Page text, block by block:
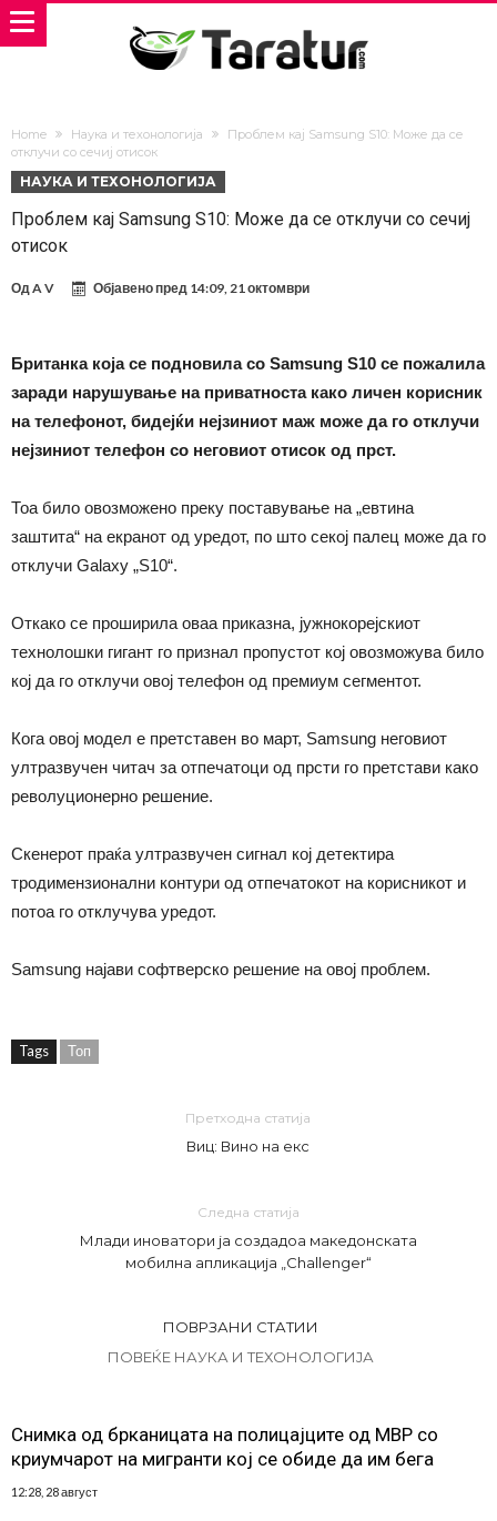
Home Наука и техонологија
Проблем кај Samsung S10: Може да се
отклучи со сечиј отисок
НАУКА И ТЕХОНОЛОГИЈА
Проблем кај Samsung S10: Може да се отклучи со сечиј
отисок
ОдA V Објавено пред 14:09, 21 октомври
Британка која се подновила со Samsung S10 се пожалила
заради нарушување на приватноста како личен корисник
на телефонот, бидејќи нејзиниот маж може да го отклучи
нејзиниот телефон со неговиот отисок од прст.
Тоа било овозможено преку поставување на „евтина
заштита“ на екранот од уредот, по што секој палец може да го
отклучи Galaxy „S10“.
Откако се проширила оваа приказна, јужнокорејскиот
технолошки гигант го признал пропустот кој овозможува било
кој да го отклучи овој телефон од премиум сегментот.
Кога овој модел е претставен во март, Samsung неговиот
ултразвучен читач за отпечатоци од прсти го претстави како
револуционерно решение.
Скенерот праќа ултразвучен сигнал кој детектира
тродимензионални контури од отпечатокот на корисникот и
потоа го отклучува уредот.
Samsung најави софтверско решение на овој проблем.
Tags Топ
Претходна статија
Виц: Вино на екс
Следна статија
Млади иноватори ја создадоа македонската
мобилна апликација „Challenger“
ПОВРЗАНИ СТАТИИ
ПОВЕЌЕ НАУКА И ТЕХОНОЛОГИЈА
Снимка од брканицата на полицајците од МВР со
криумчарот на мигранти кој се обиде да им бега
12:28, 28 август